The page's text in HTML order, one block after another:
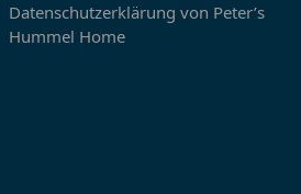
Datenschutzerklärung von Peter’s
Hummel Home